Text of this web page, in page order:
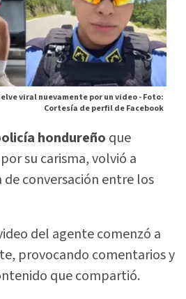
viral nuevamente por un video -Foto:
Cortesía de perfil de Facebook
hondureño que
su carisma, volvió a
conversación entre los
del agente comenzó a
provocando comentarios y
que compartió.